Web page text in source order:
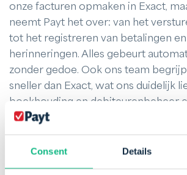
Consent Details
onze facturen opmaken in Exact,
neemt Payt het over: van het
tot het registreren van betalingen
herinneringen. Alles gebeurt
zonder gedoe. Ook ons team
sneller dan Exact, wat ons duidelijk
boekhouding en debiteurenbeheer
verschillende werelden zijn.
bij nieuwe projecten en
alsof we er een teamgenoot bij